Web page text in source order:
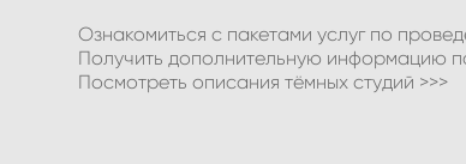
Ознакомиться с пакетами услуг по
Получить дополнительную информацию
Посмотреть описания тёмных студий >>>